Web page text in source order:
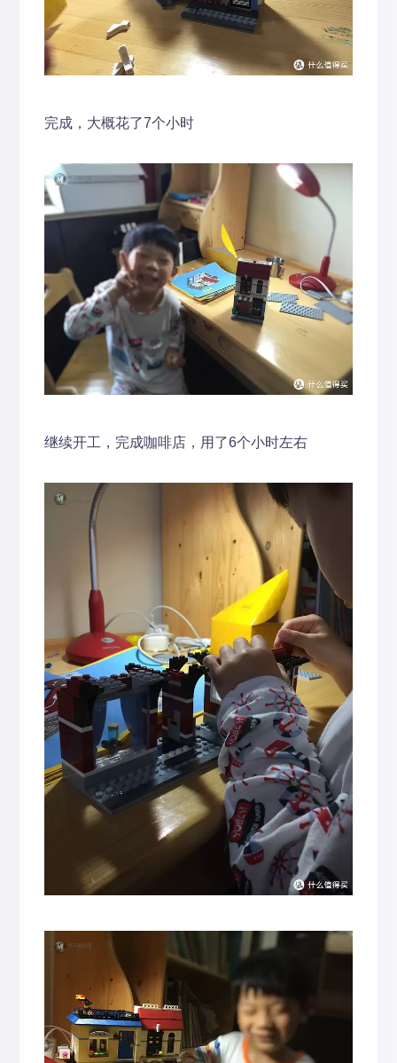
完成，大概花了7个小时
继续开工，完成咖啡店，用了6个小时左右